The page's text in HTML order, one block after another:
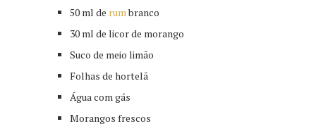
50 ml de rumbranco
30 ml de licor de morango
Suco de meio limão
Folhas de hortelã
Água com gás
Morangos frescos